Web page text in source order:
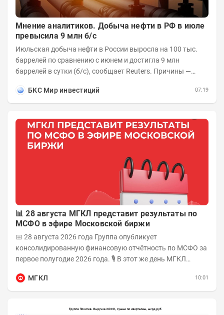
Мнение аналитиков. Добыча нефти в РФ в июле
превысила 9 млн б/с
Июльская добыча нефти в России выросла на 100 тыс.
баррелей по сравнению с июнем и достигла 9 млн
баррелей в сутки (б/с), сообщает Reuters. Причины —
БКС Мир инвестиций
07:19
📊 28 августа МГКЛ представит результаты по
МСФО в эфире Московской биржи
📅 28 августа 2026 года Группа опубликует
консолидированную финансовую отчётность по МСФО за
первое полугодие 2026 года. 🎙 В этот же день МГКЛ
МГКЛ
10:01